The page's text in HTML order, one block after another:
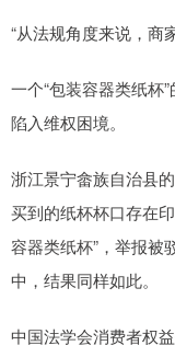
“从法规角度来说，商
一个“包装容器类纸杯
陷入维权困境。
浙江景宁畲族自治县
买到的纸杯杯口存在
容器类纸杯”，举报被
中，结果同样如此。
中国法学会消费者权